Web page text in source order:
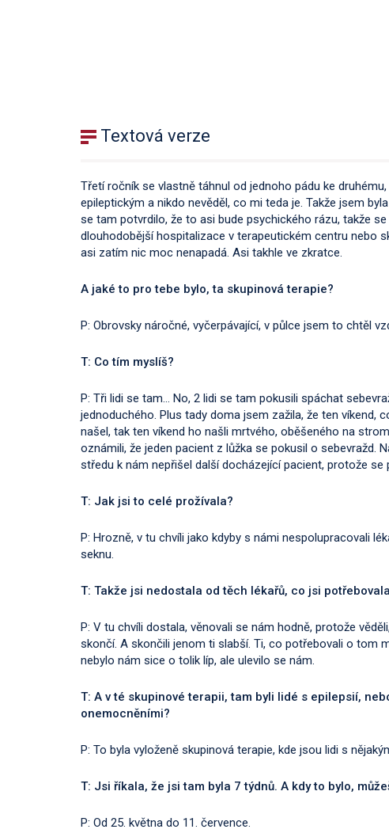
Textová verze
Třetí ročník se vlastně táhnul od jednoho pádu ke
epileptickým a nikdo nevěděl, co mi teda je. Takže jsem
se tam potvrdilo, že to asi bude psychického rázu, takže
dlouhodobější hospitalizace v terapeutickém centru nebo
asi zatím nic moc nenapadá. Asi takhle ve zkratce.
A jaké to pro tebe bylo, ta skupinová terapie?
P: Obrovsky náročné, vyčerpávající, v půlce jsem to chtěl
T: Co tím myslíš?
P: Tři lidi se tam… No, 2 lidi se tam pokusili spáchat
jednoduchého. Plus tady doma jsem zažila, že ten víkend,
našel, tak ten víkend ho našli mrtvého, oběšeného na
oznámili, že jeden pacient z lůžka se pokusil o sebevražd.
středu k nám nepřišel další docházející pacient, protože
T: Jak jsi to celé prožívala?
P: Hrozně, v tu chvíli jako kdyby s námi nespolupracovali
seknu.
T: Takže jsi nedostala od těch lékařů, co jsi
P: V tu chvíli dostala, věnovali se nám hodně, protože
skončí. A skončili jenom ti slabší. Ti, co potřebovali o tom
nebylo nám sice o tolik líp, ale ulevilo se nám.
T: A v té skupinové terapii, tam byli lidé s epilepsií,
onemocněními?
P: To byla vyloženě skupinová terapie, kde jsou lidi s
T: Jsi říkala, že jsi tam byla 7 týdnů. A kdy to bylo,
P: Od 25. května do 11. července.